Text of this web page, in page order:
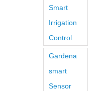
Smart
Irrigation
Control
Gardena
smart
Sensor